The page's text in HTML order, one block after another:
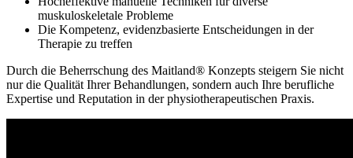
muskuloskeletale Probleme
Die Kompetenz, evidenzbasierte Entscheidungen in der
Therapie zu treffen
Durch die Beherrschung des Maitland® Konzepts steigern Sie nicht
nur die Qualität Ihrer Behandlungen, sondern auch Ihre berufliche
Expertise und Reputation in der physiotherapeutischen Praxis.